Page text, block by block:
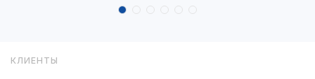
КЛИЕНТЫ